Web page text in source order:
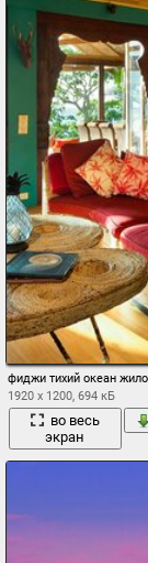
фиджи тихий океан
1920 x 1200, 694 кБ
во весь
экран